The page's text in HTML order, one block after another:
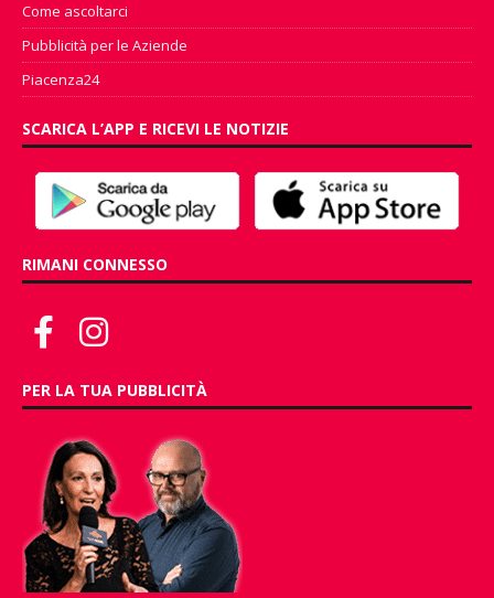
Come ascoltarci
Pubblicità per le Aziende
Piacenza24
SCARICA L’APP E RICEVI LE NOTIZIE
RIMANI CONNESSO
PER LA TUA PUBBLICITÀ